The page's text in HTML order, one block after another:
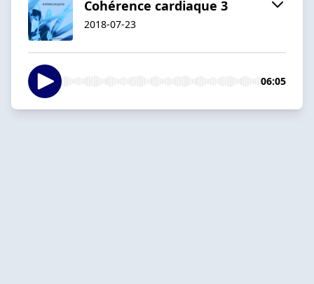
Cohérence cardiaque 3
2018-07-23
06:05